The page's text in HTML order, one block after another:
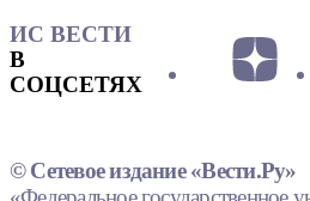
ИС ВЕСТИ
В
СОЦСЕТЯХ
© Сетевое издание «Вести.Ру»